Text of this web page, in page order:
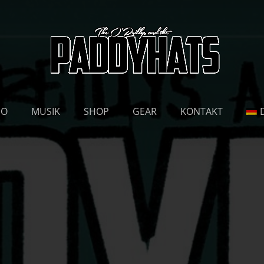
MUSIK SHOP GEAR KONTAKT